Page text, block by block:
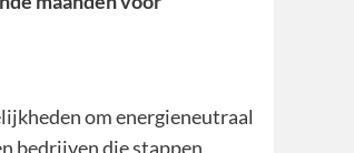
om energieneutraal
bedrijven die stappen